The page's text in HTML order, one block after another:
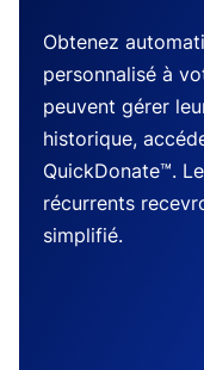
Obtenez
personnalisé à
peuvent gérer
historique,
QuickDonate™.
récurrents
simplifié.